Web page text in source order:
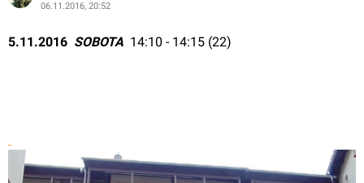
06.11.2016, 20:52
5.11.2016 SOBOTA 14:10 - 14:15 (22)